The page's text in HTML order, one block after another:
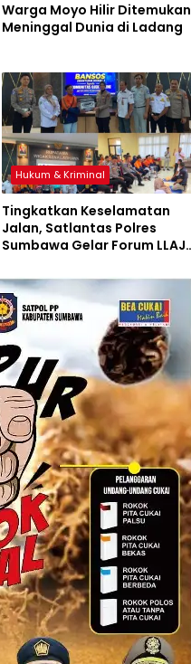
Warga Moyo Hilir Ditemukan
Meninggal Dunia di Ladang
Hukum & Kriminal
Tingkatkan Keselamatan
Jalan, Satlantas Polres
Sumbawa Gelar Forum LLAJ,
Bagikan Bansos